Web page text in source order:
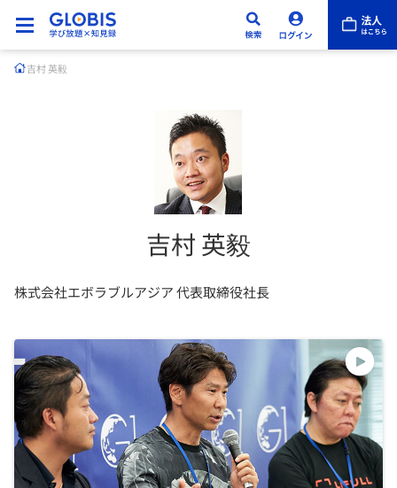
吉村 英毅
吉村 英毅
株式会社エボラブルアジア 代表取締役社長